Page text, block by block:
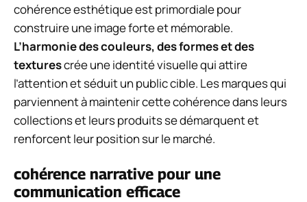
cohérence esthétique est primordiale pour
construire une image forte et mémorable.
L’harmonie des couleurs, des formes et des
texturescrée une identité visuelle qui attire
l’attention et séduit un public cible. Les marques qui
parviennent à maintenir cette cohérence dans leurs
collections et leurs produits se démarquent et
renforcent leur position sur le marché.
cohérence narrative pour une
communication efficace